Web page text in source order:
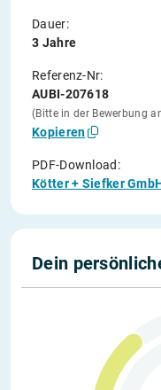
Dauer:
3 Jahre
Referenz-Nr:
AUBI-207618
(Bitte in der Bewerbung
Kopieren
PDF-Download:
Kötter + Siefker
Dein